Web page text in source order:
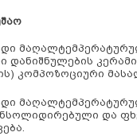
დანიშნულების
კომპოზოციური
და